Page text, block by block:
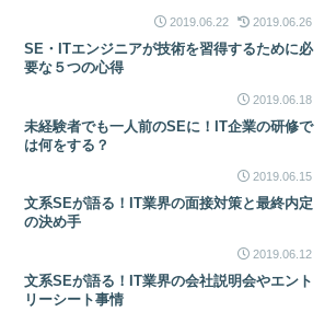
2019.06.22 2019.06.26
SE・ITエンジニアが技術を習得するために必
要な５つの心得
2019.06.18
未経験者でも一人前のSEに！IT企業の研修で
は何をする？
2019.06.15
文系SEが語る！IT業界の面接対策と最終内定
の決め手
2019.06.12
文系SEが語る！IT業界の会社説明会やエント
リーシート事情